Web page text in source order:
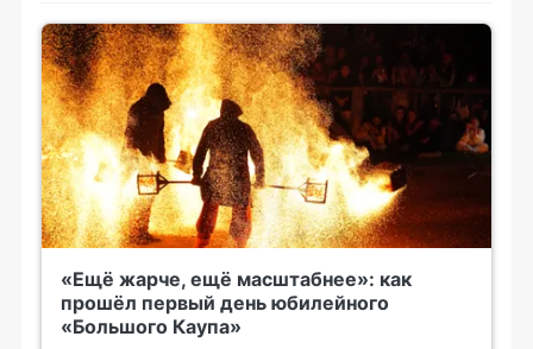
«Ещё жарче, ещё масштабнее»: как
прошёл первый день юбилейного
«Большого Каупа»